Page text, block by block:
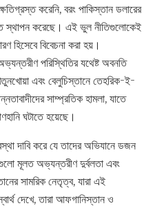
করেনি, বরং পাকিস্তান ডলারের
স্থাপন করেছে। এই ভুল নীতিগুলোকেই
হিসেবে বিবেচনা করা হয়।
পরিস্থিতির যথেষ্ট অবনতি
এবং বেলুচিস্তানে তেহরিক-ই-
সাম্প্রতিক হামলা, যাতে
ঘটাতে হয়েছে।
দাবি করে যে তাদের অভিযানে ডজন
মূলত অভ্যন্তরীণ দুর্বলতা এবং
সামরিক নেতৃত্ব, যারা এই
দেখে, তারা আফগানিস্তান ও